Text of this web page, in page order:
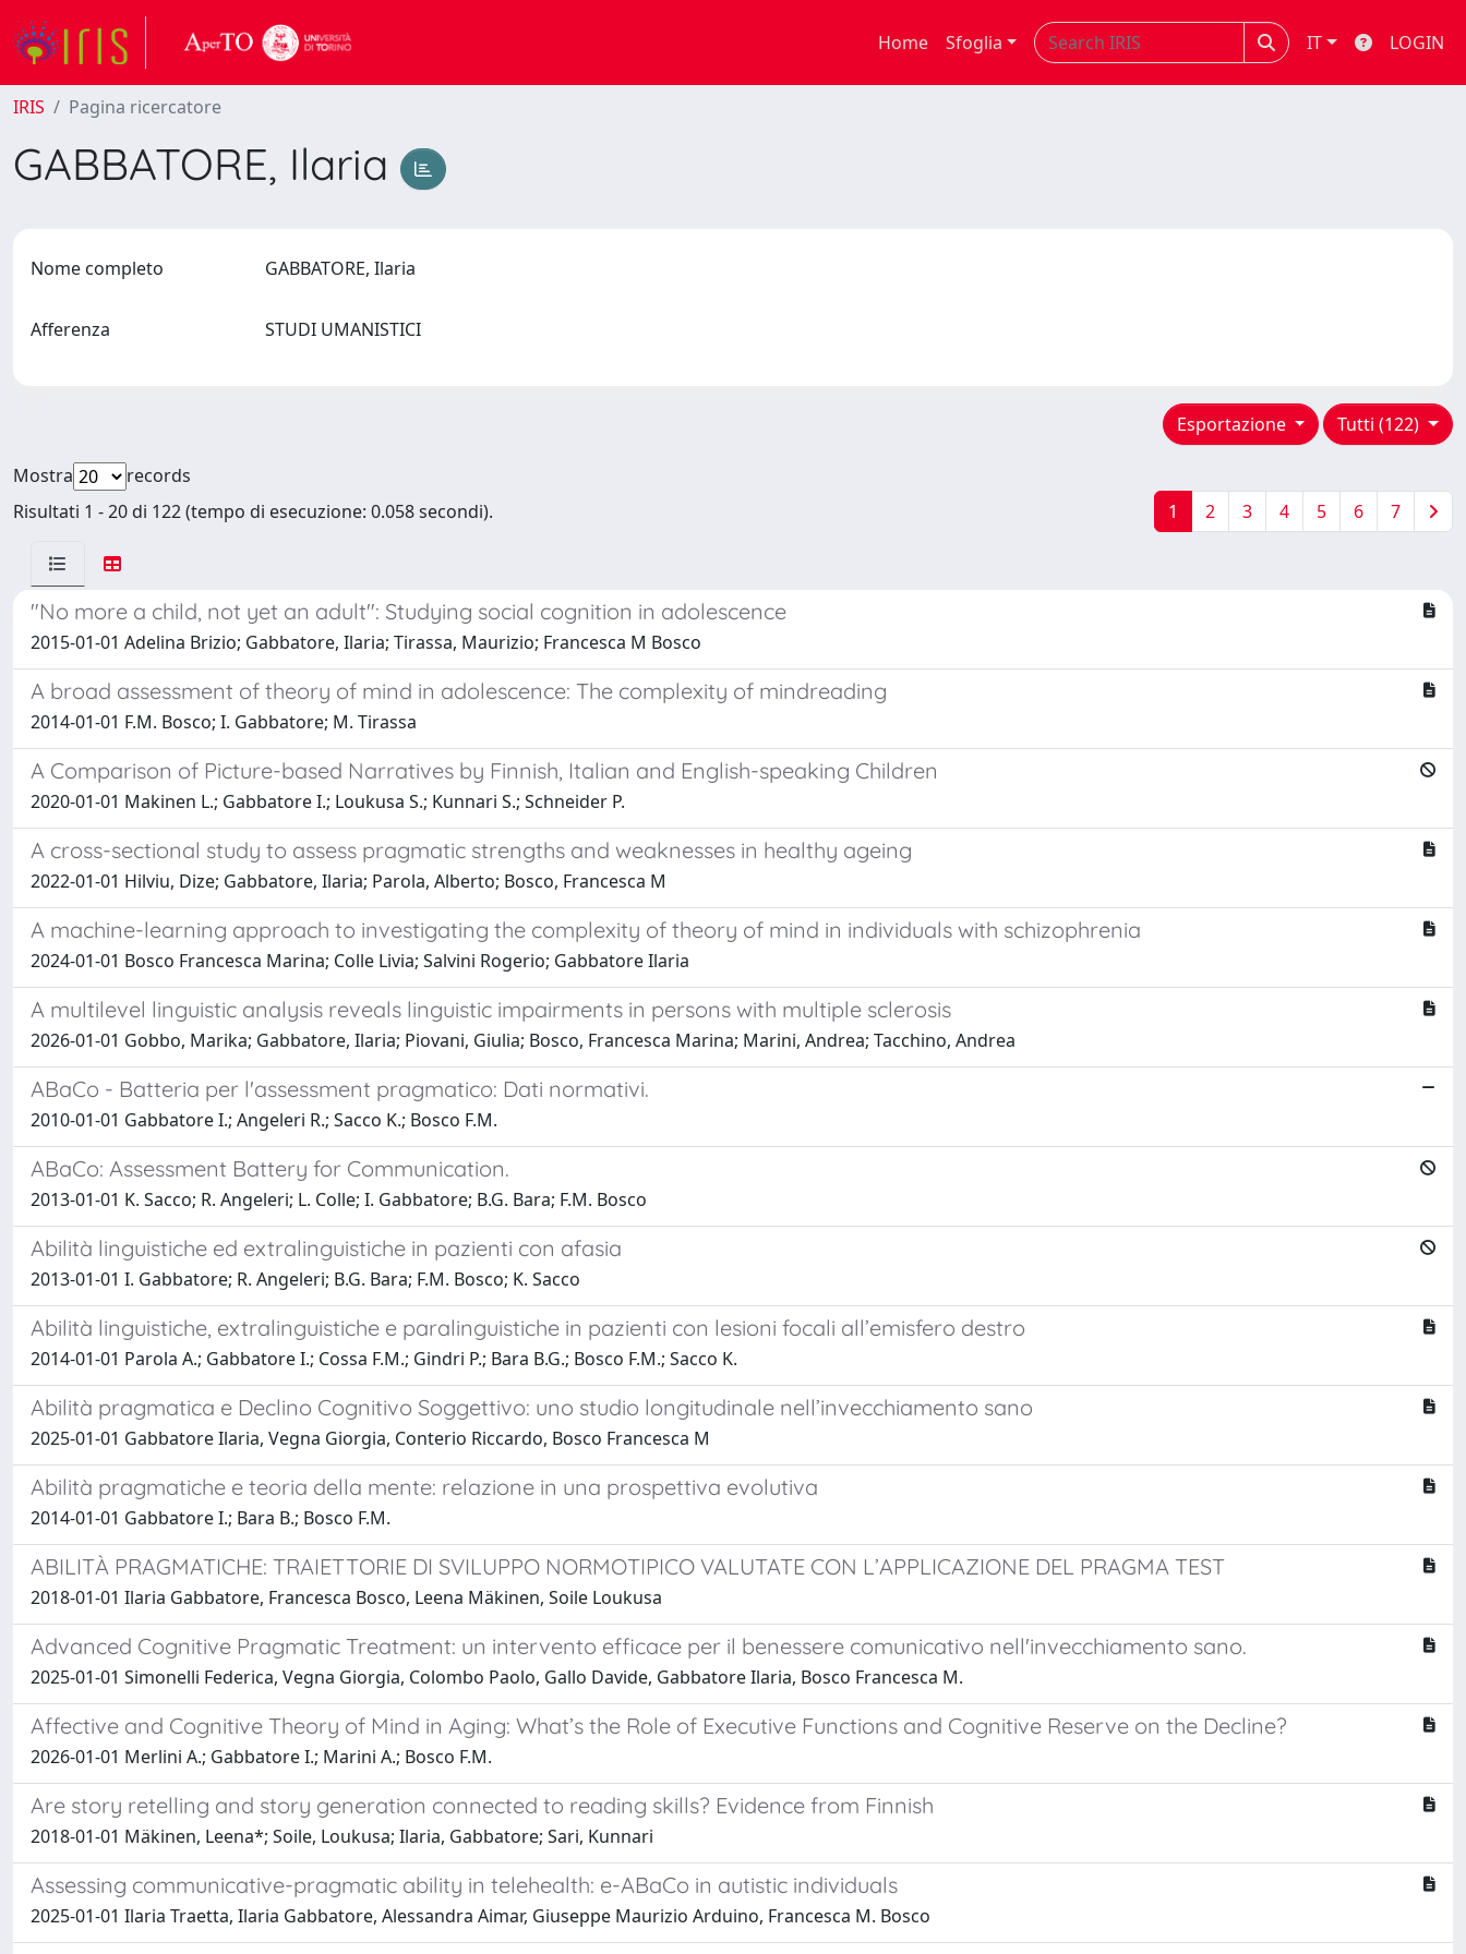
Home Sfoglia IT LOGIN
IRIS Pagina ricercatore
GABBATORE, Ilaria
Nome completo GABBATORE, Ilaria
Afferenza STUDI UMANISTICI
Tutti (122)
Esportazione
Mostra
records
Risultati 1 - 20 di 122 (tempo di esecuzione: 0.058 secondi).
1 2 3 4 5 6 7
"No more a child, not yet an adult": Studying social cognition in adolescence
2015-01-01 Adelina Brizio; Gabbatore, Ilaria; Tirassa, Maurizio; Francesca M Bosco
A broad assessment of theory of mind in adolescence: The complexity of mindreading
2014-01-01 F.M. Bosco; I. Gabbatore; M. Tirassa
A Comparison of Picture-based Narratives by Finnish, Italian and English-speaking Children
2020-01-01 Makinen L.; Gabbatore I.; Loukusa S.; Kunnari S.; Schneider P.
A cross-sectional study to assess pragmatic strengths and weaknesses in healthy ageing
2022-01-01 Hilviu, Dize; Gabbatore, Ilaria; Parola, Alberto; Bosco, Francesca M
A machine-learning approach to investigating the complexity of theory of mind in individuals with schizophrenia
2024-01-01 Bosco Francesca Marina; Colle Livia; Salvini Rogerio; Gabbatore Ilaria
A multilevel linguistic analysis reveals linguistic impairments in persons with multiple sclerosis
2026-01-01 Gobbo, Marika; Gabbatore, Ilaria; Piovani, Giulia; Bosco, Francesca Marina; Marini, Andrea; Tacchino, Andrea
ABaCo - Batteria per l'assessment pragmatico: Dati normativi.
2010-01-01 Gabbatore I.; Angeleri R.; Sacco K.; Bosco F.M.
ABaCo: Assessment Battery for Communication.
2013-01-01 K. Sacco; R. Angeleri; L. Colle; I. Gabbatore; B.G. Bara; F.M. Bosco
Abilità linguistiche ed extralinguistiche in pazienti con afasia
2013-01-01 I. Gabbatore; R. Angeleri; B.G. Bara; F.M. Bosco; K. Sacco
Abilità linguistiche, extralinguistiche e paralinguistiche in pazienti con lesioni focali all’emisfero destro
2014-01-01 Parola A.; Gabbatore I.; Cossa F.M.; Gindri P.; Bara B.G.; Bosco F.M.; Sacco K.
Abilità pragmatica e Declino Cognitivo Soggettivo: uno studio longitudinale nell’invecchiamento sano
2025-01-01 Gabbatore Ilaria, Vegna Giorgia, Conterio Riccardo, Bosco Francesca M
Abilità pragmatiche e teoria della mente: relazione in una prospettiva evolutiva
2014-01-01 Gabbatore I.; Bara B.; Bosco F.M.
ABILITÀ PRAGMATICHE: TRAIETTORIE DI SVILUPPO NORMOTIPICO VALUTATE CON L’APPLICAZIONE DEL PRAGMA TEST
2018-01-01 Ilaria Gabbatore, Francesca Bosco, Leena Mäkinen, Soile Loukusa
Advanced Cognitive Pragmatic Treatment: un intervento efficace per il benessere comunicativo nell'invecchiamento sano.
2025-01-01 Simonelli Federica, Vegna Giorgia, Colombo Paolo, Gallo Davide, Gabbatore Ilaria, Bosco Francesca M.
Affective and Cognitive Theory of Mind in Aging: What’s the Role of Executive Functions and Cognitive Reserve on the Decline?
2026-01-01 Merlini A.; Gabbatore I.; Marini A.; Bosco F.M.
Are story retelling and story generation connected to reading skills? Evidence from Finnish
2018-01-01 Mäkinen, Leena*; Soile, Loukusa; Ilaria, Gabbatore; Sari, Kunnari
Assessing communicative-pragmatic ability in telehealth: e-ABaCo in autistic individuals
2025-01-01 Ilaria Traetta, Ilaria Gabbatore, Alessandra Aimar, Giuseppe Maurizio Arduino, Francesca M. Bosco